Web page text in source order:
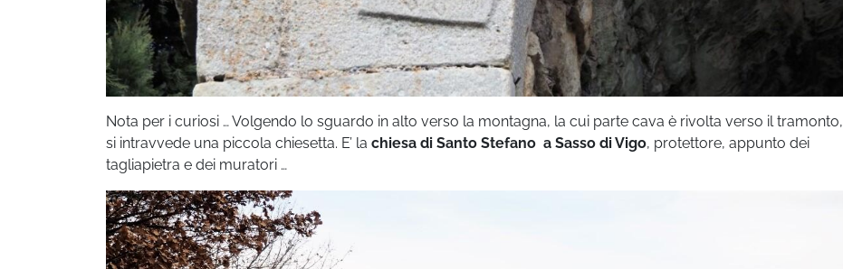
Nota per i curiosi … Volgendo lo sguardo in alto verso la montagna, la cui parte cava è rivolta verso il tramonto,
si intravvede una piccola chiesetta. E’ la chiesa di Santo Stefano a Sasso di Vigo, protettore, appunto dei
tagliapietra e dei muratori …